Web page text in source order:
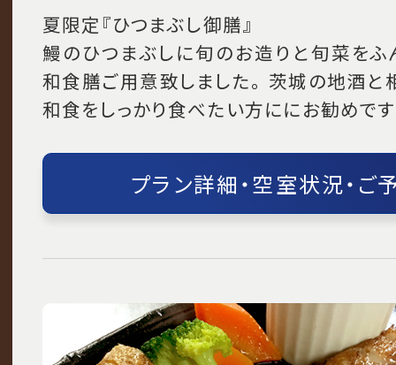
夏限定『ひつまぶし御膳』
鰻のひつまぶしに旬のお造りと旬菜を
和食膳ご用意致しました。 茨城の地酒と
和食をしっかり食べたい方ににお勧めで
プラン詳細・空室状況・ご